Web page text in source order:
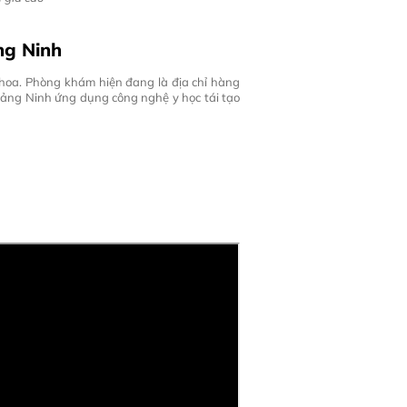
Ninh
Phòng khám hiện đang là địa chỉ hàng
Ninh ứng dụng công nghệ y học tái tạo